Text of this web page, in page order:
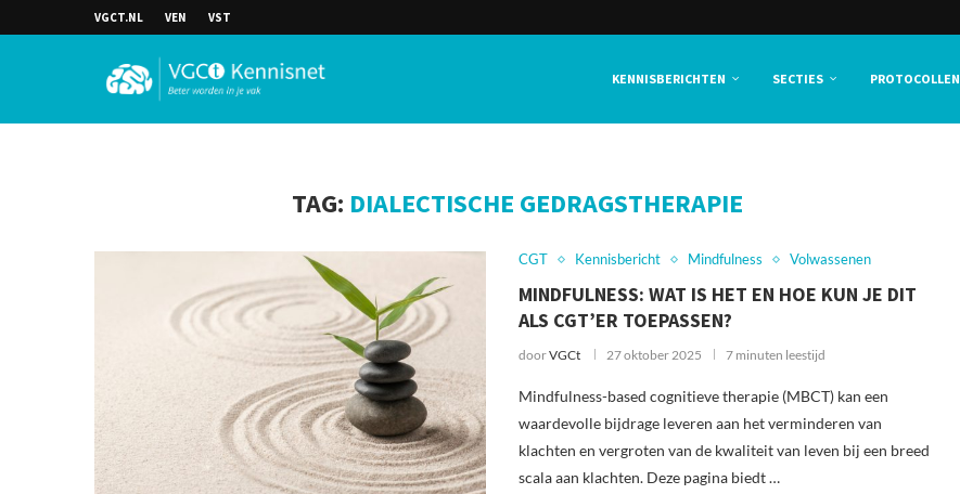
VGCT.NL VEN VST
KENNISBERICHTEN SECTIES PROTOCOLLEN
TAG: DIALECTISCHE GEDRAGSTHERAPIE
CGT Kennisbericht Mindfulness Volwassenen
MINDFULNESS: WAT IS HET EN HOE KUN JE DIT
ALS CGT’ER TOEPASSEN?
doorVGCt 27 oktober 2025 7 minuten leestijd
Mindfulness-based cognitieve therapie (MBCT) kan een
waardevolle bijdrage leveren aan het verminderen van
klachten en vergroten van de kwaliteit van leven bij een breed
scala aan klachten. Deze pagina biedt …